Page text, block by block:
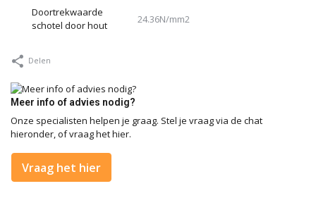
Doortrekwaarde
schotel door hout
24.36N/mm2
Delen
Meer info of advies nodig?
Onze specialisten helpen je graag. Stel je vraag via de chat
hieronder, of vraag het hier.
Vraag het hier